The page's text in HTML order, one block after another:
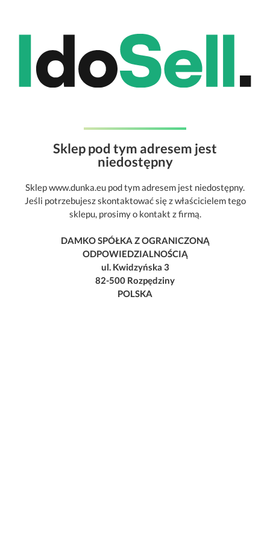
Sklep pod tym adresem jest
niedostępny
Sklep www.dunka.eu pod tym adresem jest niedostępny.
Jeśli potrzebujesz skontaktować się z właścicielem tego
sklepu, prosimy o kontakt z firmą.
DAMKO SPÓŁKA Z OGRANICZONĄ
ODPOWIEDZIALNOŚCIĄ
ul. Kwidzyńska 3
82-500 Rozpędziny
POLSKA